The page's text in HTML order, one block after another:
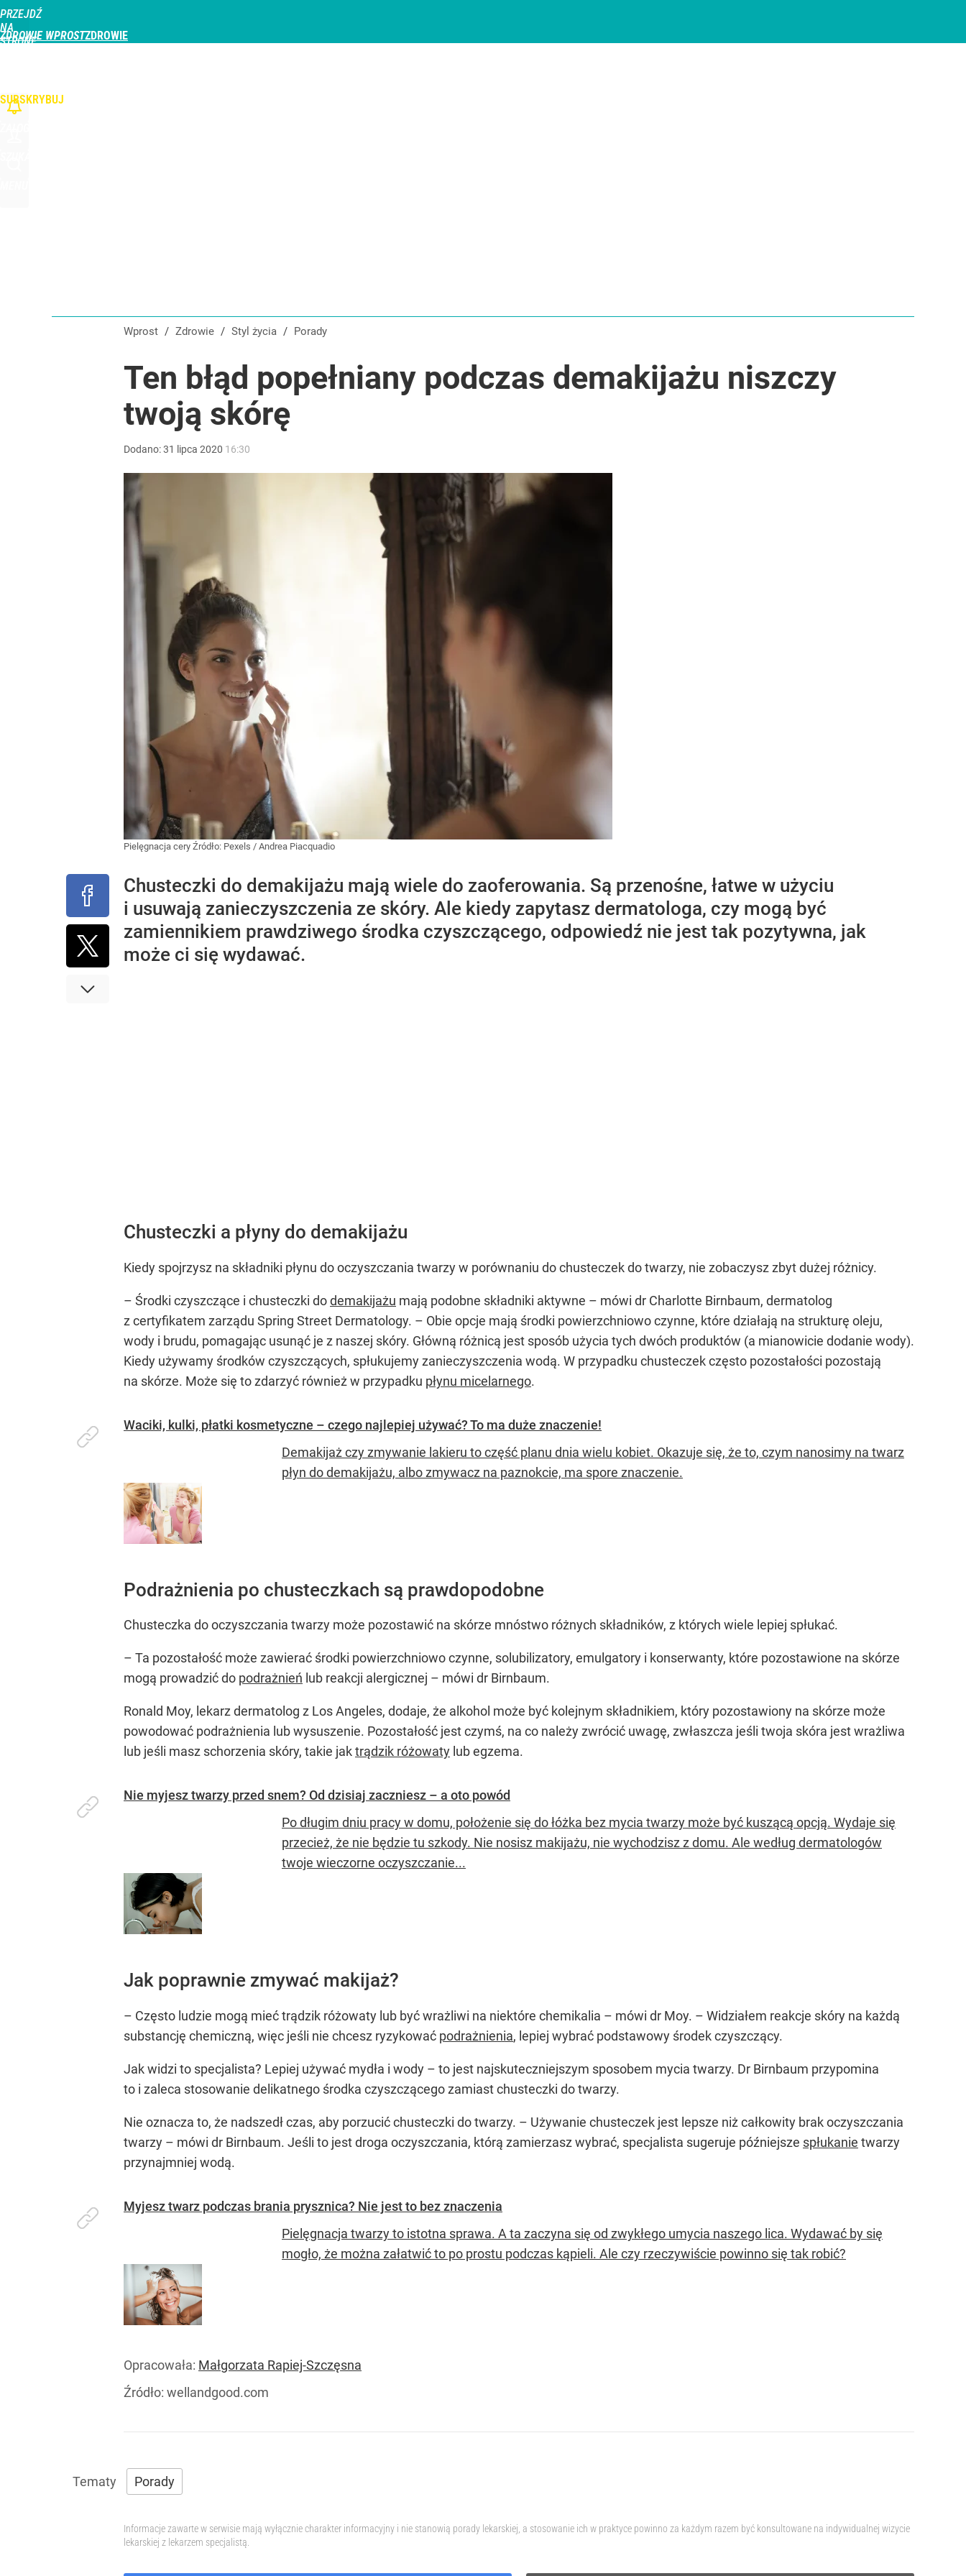
PRZEJDŹ
NA
STRONĘ
ZDROWIE WPROST
SUBSKRYBUJ
Wprost / Zdrowie / Styl życia / Porady
Ten błąd popełniany podczas demakijażu niszczy
twoją skórę
Dodano:31 lipca 2020 16:30
Pielęgnacja cery Źródło: Pexels / Andrea Piacquadio
Chusteczki do demakijażu mają wiele do zaoferowania. Są przenośne, łatwe w użyciu
i usuwają zanieczyszczenia ze skóry. Ale kiedy zapytasz dermatologa, czy mogą być
zamiennikiem prawdziwego środka czyszczącego, odpowiedź nie jest tak pozytywna, jak
może ci się wydawać.
Chusteczki a płyny do demakijażu
Kiedy spojrzysz na składniki płynu do oczyszczania twarzy w porównaniu do chusteczek do twarzy, nie zobaczysz zbyt dużej różnicy.
– Środki czyszczące i chusteczki dodemakijażu mają podobne składniki aktywne – mówi dr Charlotte Birnbaum, dermatolog
z certyfikatem zarządu Spring Street Dermatology. – Obie opcje mają środki powierzchniowo czynne, które działają na strukturę oleju,
wody i brudu, pomagając usunąć je z naszej skóry. Główną różnicą jest sposób użycia tych dwóch produktów (a mianowicie dodanie wody).
Kiedy używamy środków czyszczących, spłukujemy zanieczyszczenia wodą. W przypadku chusteczek często pozostałości pozostają
na skórze. Może się to zdarzyć również w przypadku płynu micelarnego.
Waciki, kulki, płatki kosmetyczne – czego najlepiej używać? To ma duże znaczenie!
Demakijaż czy zmywanie lakieru to część planu dnia wielu kobiet. Okazuje się, że to, czym nanosimy na twarz
płyn do demakijażu, albo zmywacz na paznokcie, ma spore znaczenie.
Podrażnienia po chusteczkach są prawdopodobne
Chusteczka do oczyszczania twarzy może pozostawić na skórze mnóstwo różnych składników, z których wiele lepiej spłukać.
– Ta pozostałość może zawierać środki powierzchniowo czynne, solubilizatory, emulgatory i konserwanty, które pozostawione na skórze
mogą prowadzić do podrażnień lub reakcji alergicznej – mówi dr Birnbaum.
Ronald Moy, lekarz dermatolog z Los Angeles, dodaje, że alkohol może być kolejnym składnikiem, który pozostawiony na skórze może
powodować podrażnienia lub wysuszenie. Pozostałość jest czymś, na co należy zwrócić uwagę, zwłaszcza jeśli twoja skóra jest wrażliwa
lub jeśli masz schorzenia skóry, takie jaktrądzik różowaty lub egzema.
Nie myjesz twarzy przed snem? Od dzisiaj zaczniesz – a oto powód
Po długim dniu pracy w domu, położenie się do łóżka bez mycia twarzy może być kuszącą opcją. Wydaje się
przecież, że nie będzie tu szkody. Nie nosisz makijażu, nie wychodzisz z domu. Ale według dermatologów
twoje wieczorne oczyszczanie...
Jak poprawnie zmywać makijaż?
– Często ludzie mogą mieć trądzik różowaty lub być wrażliwi na niektóre chemikalia – mówi dr Moy. – Widziałem reakcje skóry na każdą
substancję chemiczną, więc jeśli nie chcesz ryzykować podrażnienia, lepiej wybrać podstawowy środek czyszczący.
Jak widzi to specjalista? Lepiej używać mydła i wody – to jest najskuteczniejszym sposobem mycia twarzy. Dr Birnbaum przypomina
to i zaleca stosowanie delikatnego środka czyszczącego zamiast chusteczki do twarzy.
Nie oznacza to, że nadszedł czas, aby porzucić chusteczki do twarzy. – Używanie chusteczek jest lepsze niż całkowity brak oczyszczania
twarzy – mówi dr Birnbaum. Jeśli to jest droga oczyszczania, którą zamierzasz wybrać, specjalista sugeruje późniejsze spłukanie twarzy
przynajmniej wodą.
Myjesz twarz podczas brania prysznica? Nie jest to bez znaczenia
Pielęgnacja twarzy to istotna sprawa. A ta zaczyna się od zwykłego umycia naszego lica. Wydawać by się
mogło, że można załatwić to po prostu podczas kąpieli. Ale czy rzeczywiście powinno się tak robić?
Opracowała: Małgorzata Rapiej-Szczęsna
Źródło: wellandgood.com
Porady
Informacje zawarte w serwisie mają wyłącznie charakter informacyjny i nie stanowią porady lekarskiej, a stosowanie ich w praktyce powinno za każdym razem być konsultowane na indywidualnej wizycie
lekarskiej z lekarzem specjalistą.